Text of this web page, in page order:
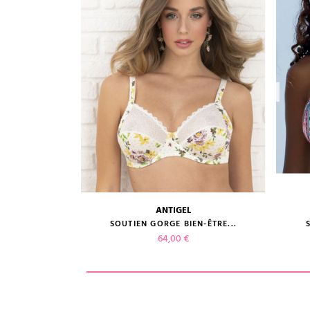
guide des tailles
ANTIGEL
SOUTIEN GORGE BIEN-ÊTRE...
Prix
64,00 €